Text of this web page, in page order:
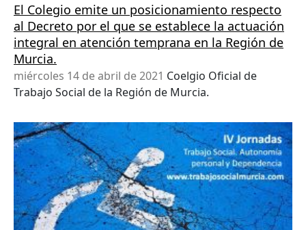
El Colegio emite un posicionamiento respecto
al Decreto por el que se establece la actuación
integral en atención temprana en la Región de
Murcia.
miércoles 14 de abril de 2021 Coelgio Oficial de
Trabajo Social de la Región de Murcia.